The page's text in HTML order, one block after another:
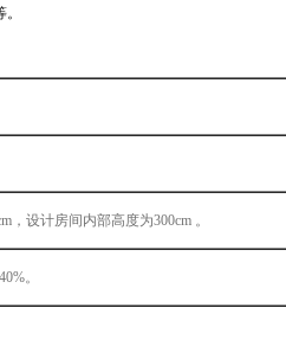
。
，设计房间内部高度为300cm 。
40%。